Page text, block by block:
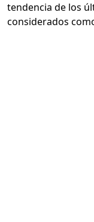
tendencia de los
considerados